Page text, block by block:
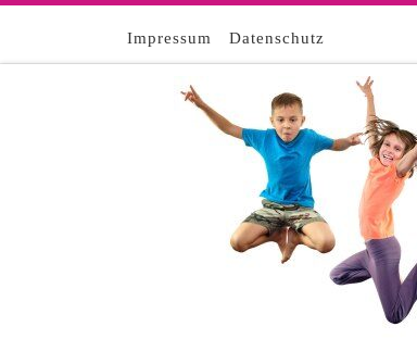
Zum Inhalt springen
Impressum Datenschutz